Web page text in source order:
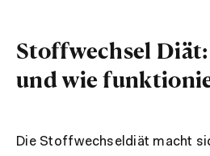
Stoffwechsel
und wie
Die Stoffwechseldiät macht